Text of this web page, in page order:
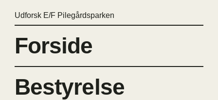
Udforsk E/F Pilegårdsparken
Forside
Bestyrelse